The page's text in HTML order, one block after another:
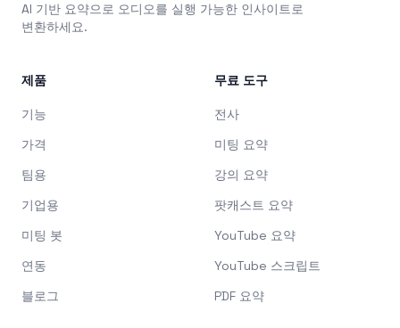
AI 기반 요약으로 오디오를 실행 가능한 인사이트로
변환하세요.
제품
기능
가격
팀용
기업용
미팅 봇
연동
블로그
무료 도구
전사
미팅 요약
강의 요약
팟캐스트 요약
YouTube 요약
YouTube 스크립트
PDF 요약